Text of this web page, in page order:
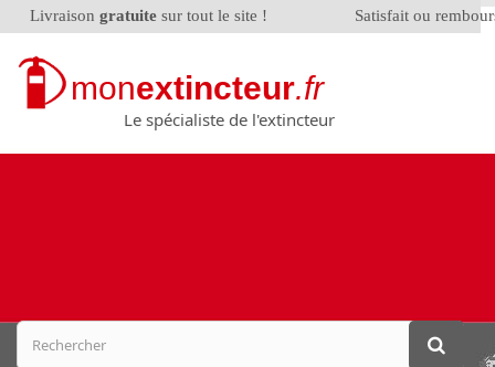
Livraison gratuite sur tout le site ! Satisfait ou
monextincteur.fr
Le spécialiste de l'extincteur